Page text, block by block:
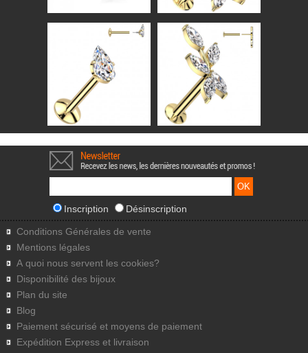
Inscription Désinscription
Conditions Générales de vente
Mentions légales
A quoi nous servent les cookies?
Disponibilité des bijoux
Plan du site
Blog
Paiement sécurisé et moyens de paiement
Expédition Express et livraison